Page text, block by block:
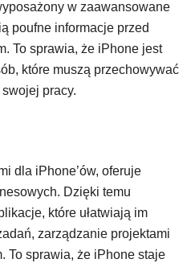
w zaawansowane
poufne informacje przed
To sprawia, że iPhone jest
które muszą przechowywać
pracy.
dla iPhone’ów, oferuje
Dzięki temu
które ułatwiają im
zarządzanie projektami
To sprawia, że iPhone staje